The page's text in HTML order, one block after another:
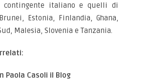
contingente italiano e quelli di
Estonia, Finlandia, Ghana,
Malesia, Slovenia e Tanzania.
Paola Casoli il Blog